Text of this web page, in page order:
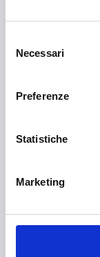
delNecessari
Preferenze
Statistiche
Marketing
Alimentazione
Asilo e
Automotive